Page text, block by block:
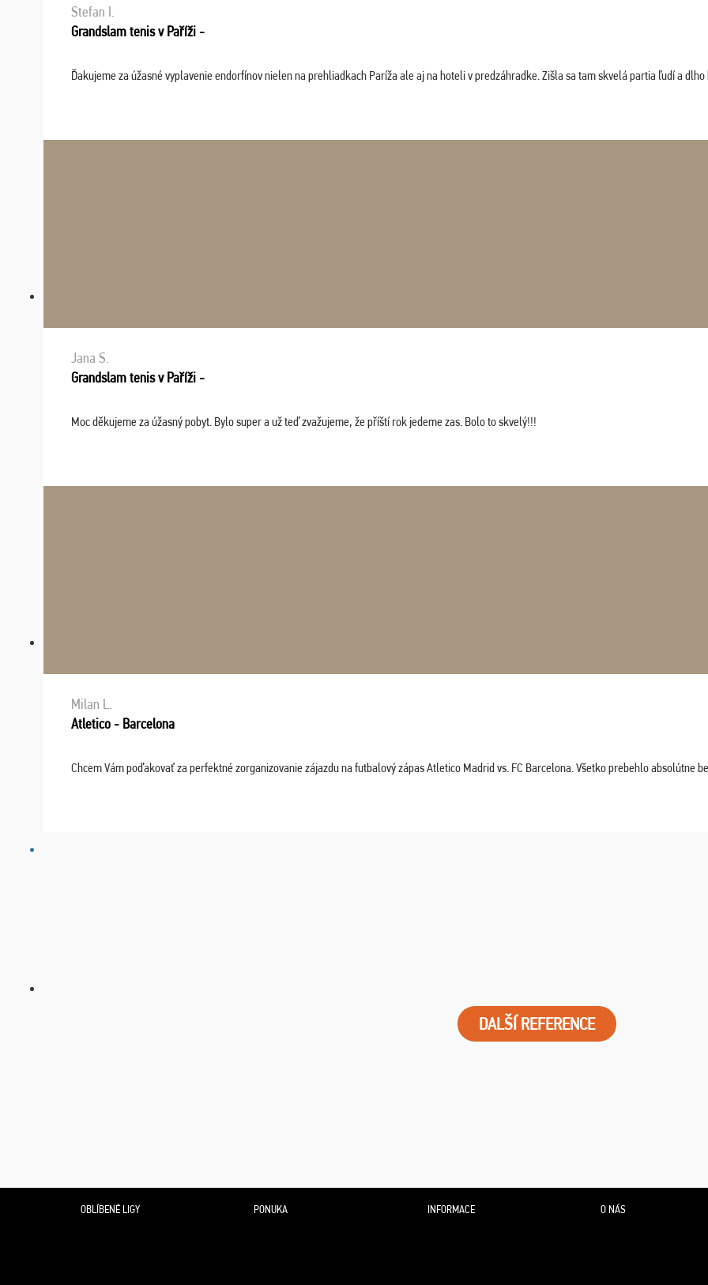
Stefan I.
Grandslam tenis v Paříži -
Ďakujeme za úžasné vyplavenie endorfínov nielen na prehliadkach Paríža ale aj na hoteli v predzáhradke. Zišla sa tam skvelá partia ľudí a
Jana S.
Grandslam tenis v Paříži -
Moc děkujeme za úžasný pobyt. Bylo super a už teď zvažujeme, že příští rok jedeme zas. Bolo to skvelý!!!
Milan L.
Atletico - Barcelona
Chcem Vám poďakovať za perfektné zorganizovanie zájazdu na futbalový zápas Atletico Madrid vs. FC Barcelona. Všetko prebehlo absolútne
DALŠÍ REFERENCE
OBLÍBENÉ LIGY PONUKA INFORMACE O NÁS